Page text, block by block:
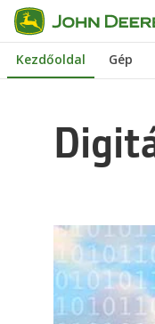
Ugrás
a
tartalomra
Kezdőoldal Gép